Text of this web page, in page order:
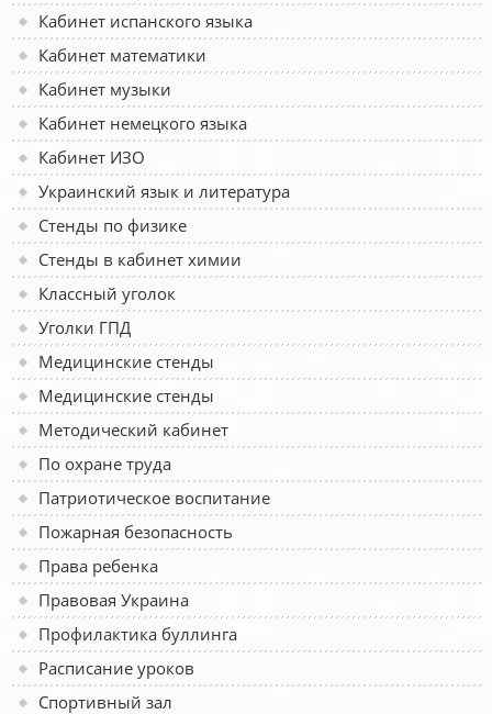
Кабинет испанского языка
Кабинет математики
Кабинет музыки
Кабинет немецкого языка
Кабинет ИЗО
Украинский язык и литература
Стенды по физике
Стенды в кабинет химии
Классный уголок
Уголки ГПД
Медицинские стенды
Медицинские стенды
Методический кабинет
По охране труда
Патриотическое воспитание
Пожарная безопасность
Права ребенка
Правовая Украина
Профилактика буллинга
Расписание уроков
Спортивный зал